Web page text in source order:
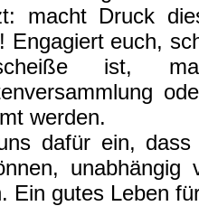
macht Druck
Engagiert euch,
ist,
werden.
dafür ein, dass
unabhängig
Ein gutes Leben